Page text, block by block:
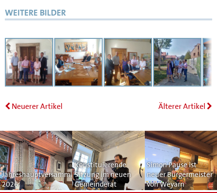
WEITERE BILDER
Neuerer Artikel Älterer Artikel
Jahreshauptversammlung
2026
Konstituierende
Sitzung im neuen
Gemeinderat
Simon Pause ist
neuer Bürgermeister
von Weyarn